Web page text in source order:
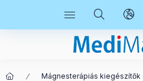
Mágnesterápiás kiegészítők